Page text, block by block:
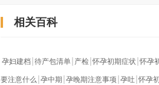
相关百科
孕妇建档 待产包清单 产检 怀孕初期症状 怀孕
要注意什么 孕中期 孕晚期注意事项 孕吐 怀孕